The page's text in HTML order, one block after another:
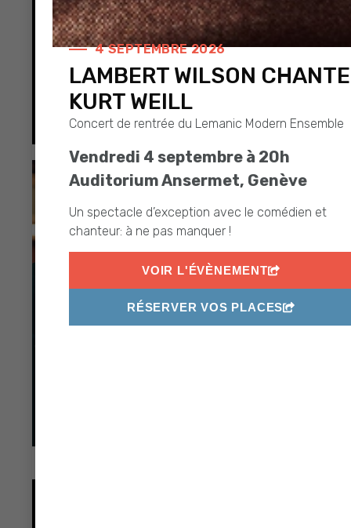
4 SEPTEMBRE 2026
LAMBERT WILSON CHANTE
KURT WEILL
Concert de rentrée du Lemanic Modern Ensemble
Vendredi 4 septembre à 20h
Auditorium Ansermet, Genève
Un spectacle d’exception avec le comédien et
chanteur: à ne pas manquer !
VOIR L'ÉVÈNEMENT
RÉSERVER VOS PLACES